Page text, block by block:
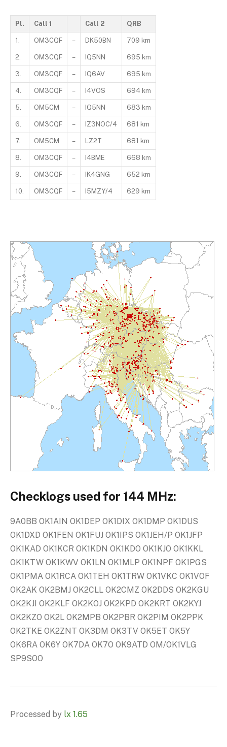
Pl. Call 1 Call 2 QRB
1. OM3CQF – DK50BN 709 km
2. OM3CQF – IQ5NN 695 km
3. OM3CQF – IQ6AV 695 km
4. OM3CQF – I4VOS 694 km
5. OM5CM – IQ5NN 683 km
6. OM3CQF – IZ3NOC/4 681 km
7. OM5CM – LZ2T 681 km
8. OM3CQF – I4BME 668 km
9. OM3CQF – IK4GNG 652 km
10. OM3CQF – I5MZY/4 629 km
Checklogs used for 144 MHz:
9A0BB OK1AIN OK1DEP OK1DIX OK1DMP OK1DUS
OK1DXD OK1FEN OK1FUJ OK1IPS OK1JEH/P OK1JFP
OK1KAD OK1KCR OK1KDN OK1KDO OK1KJO OK1KKL
OK1KTW OK1KWV OK1LN OK1MLP OK1NPF OK1PGS
OK1PMA OK1RCA OK1TEH OK1TRW OK1VKC OK1VOF
OK2AK OK2BMJ OK2CLL OK2CMZ OK2DDS OK2KGU
OK2KJI OK2KLF OK2KOJ OK2KPD OK2KRT OK2KYJ
OK2KZO OK2L OK2MPB OK2PBR OK2PIM OK2PPK
OK2TKE OK2ZNT OK3DM OK3TV OK5ET OK5Y
OK6RA OK6Y OK7DA OK7O OK9ATD OM/OK1VLG
SP9SOO
Processed by lx 1.65